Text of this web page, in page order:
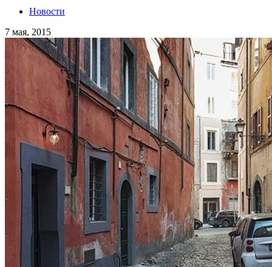
Новости
7 мая, 2015